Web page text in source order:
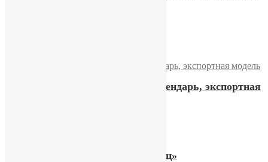
Часы «Слава», двойной календарь, экспортная
Часы Ракета «Чёрный принц»